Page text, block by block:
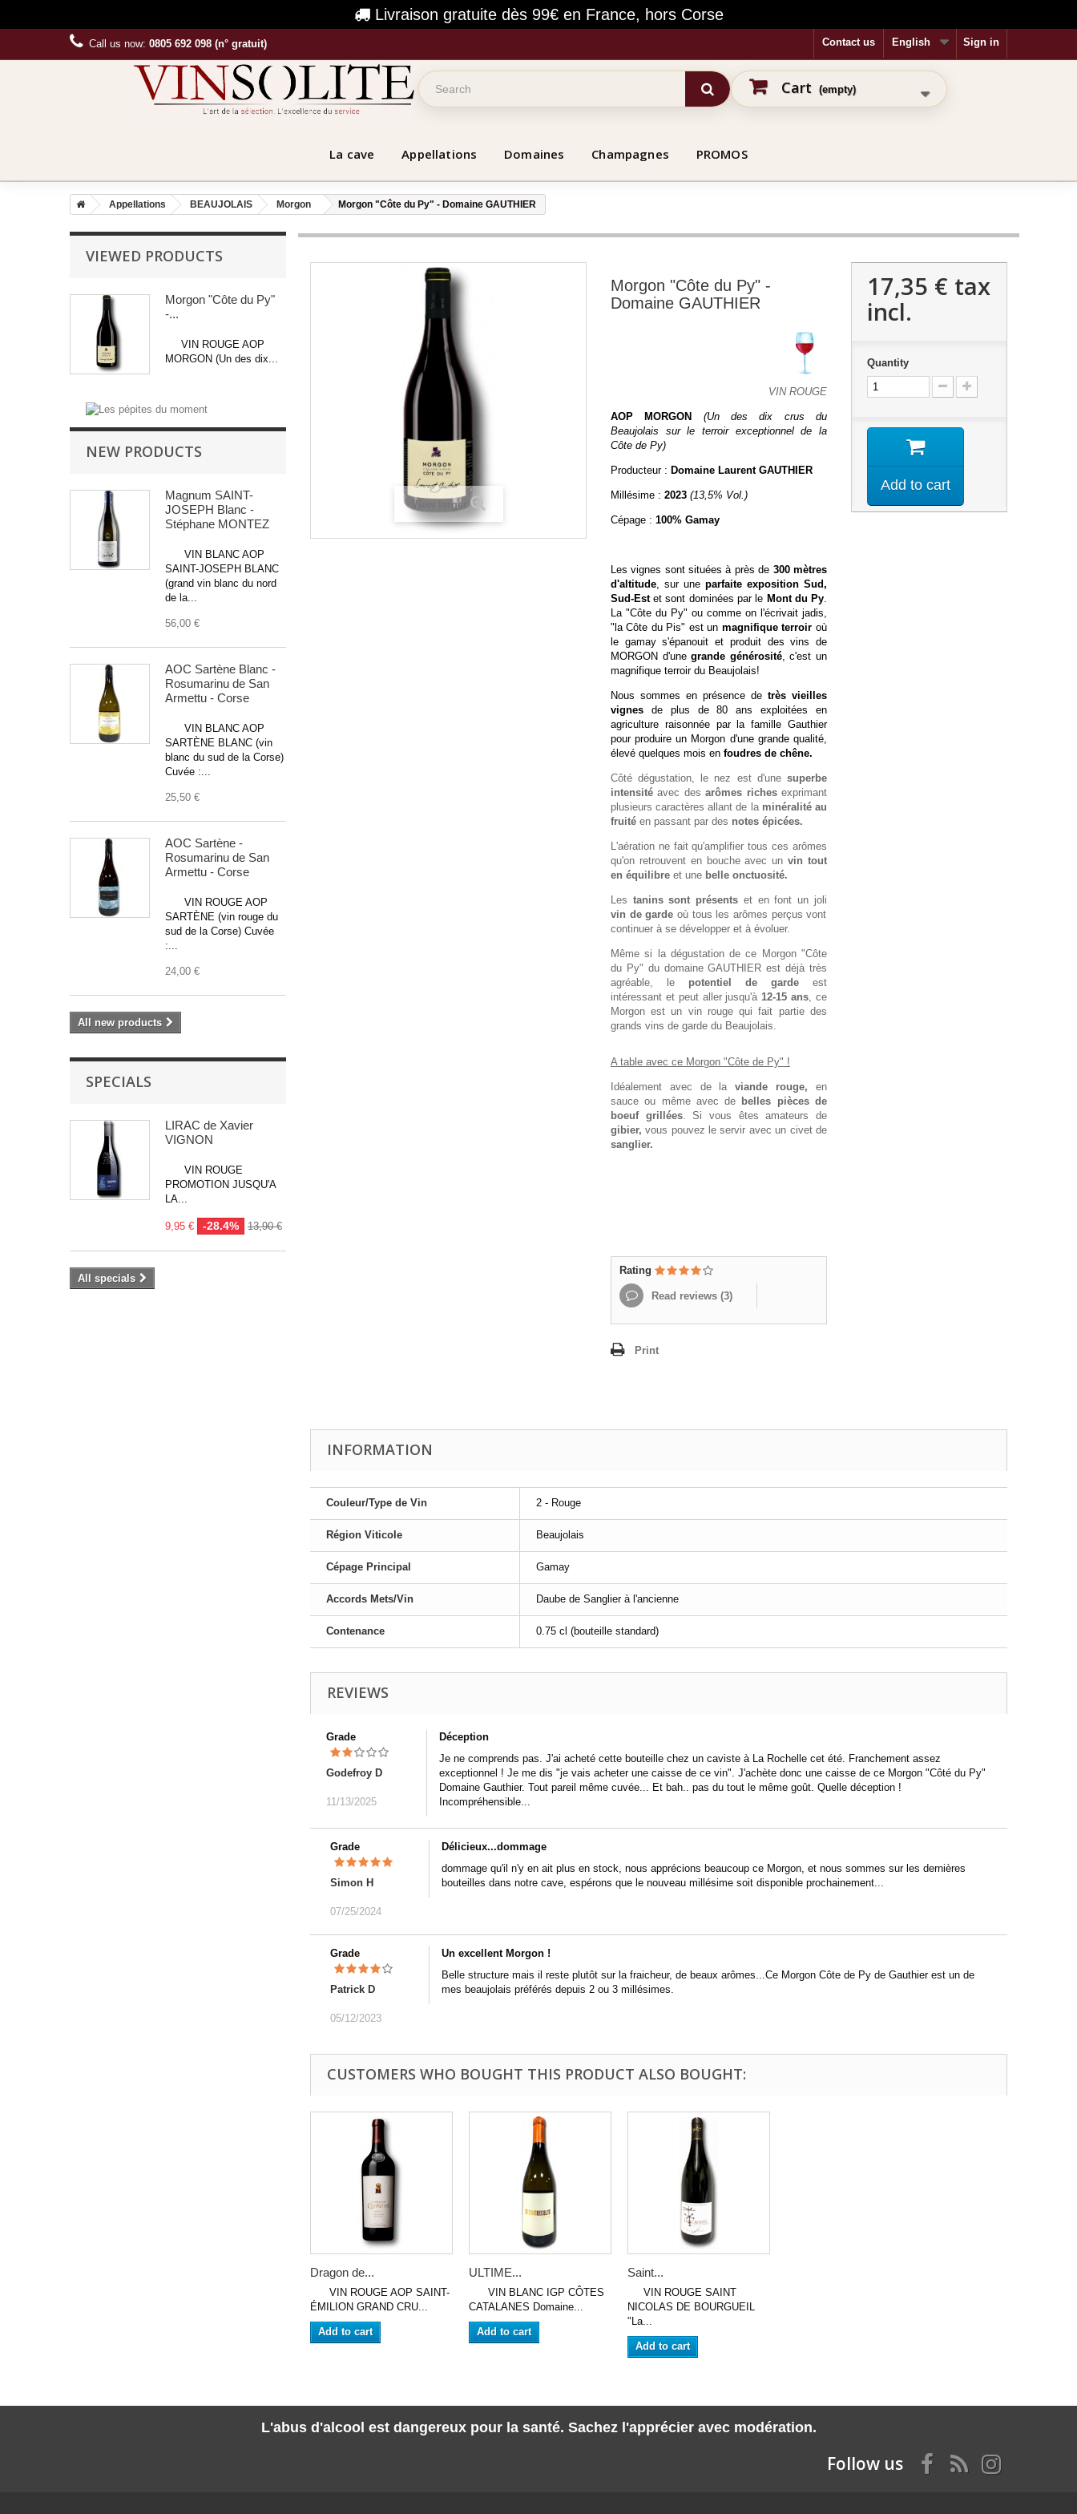
Livraison gratuite dès 99€ en France, hors Corse
Sign in
English
Contact us
Call us now: 0805 692 098 (n° gratuit)
Cart (empty)
La cave Appellations Domaines Champagnes PROMOS
Appellations BEAUJOLAIS Morgon Morgon "Côte du Py" - Domaine GAUTHIER
VIEWED PRODUCTS
Morgon "Côte du Py"
-...
VIN ROUGE AOP
MORGON (Un des dix...
NEW PRODUCTS
Magnum SAINT-
JOSEPH Blanc -
Stéphane MONTEZ
VIN BLANC AOP
SAINT-JOSEPH BLANC
(grand vin blanc du nord
de la...
56,00 €
AOC Sartène Blanc -
Rosumarinu de San
Armettu - Corse
VIN BLANC AOP
SARTÈNE BLANC (vin
blanc du sud de la Corse)
Cuvée :...
25,50 €
AOC Sartène -
Rosumarinu de San
Armettu - Corse
VIN ROUGE AOP
SARTÈNE (vin rouge du
sud de la Corse) Cuvée
:...
24,00 €
All new products
SPECIALS
LIRAC de Xavier
VIGNON
VIN ROUGE
PROMOTION JUSQU'A
LA...
9,95 € -28.4% 13,90 €
All specials
View larger
Morgon "Côte du Py" -
Domaine GAUTHIER
VIN ROUGE
AOP MORGON (Un des dix crus du
Beaujolais sur le terroir exceptionnel de la
Côte de Py)
Producteur : Domaine Laurent GAUTHIER
Millésime : 2023 (13,5% Vol.)
Cépage : 100% Gamay
Les vignes sont situées à près de 300 mètres
d'altitude , sur une parfaite exposition Sud,
Sud-Estet sont dominées par le Mont du Py
La "Côte du Py" ou comme on l'écrivait jadis,
"la Côte du Pis" est un magnifique terroir où
le gamay s'épanouit et produit des vins de
MORGON d'unegrande générosité, c'est un
magnifique terroir du Beaujolais!
Nous sommes en présence de très vieilles
vignes de plus de 80 ans exploitées en
agriculture raisonnée par la famille Gauthier
pour produire un Morgon d'une grande qualité,
élevé quelques mois en foudres de chêne.
Côté dégustation, le nez est d'une superbe
intensité avec desarômes richesexprimant
plusieurs caractères allant de la minéralité au
fruité en passant par des notes épicées.
L'aération ne fait qu'amplifier tous ces arômes
qu'on retrouvent en bouche avec unvin tout
en équilibre et une belle onctuosité.
Les tanins sont présents et en font un joli
vin de garde où tous les arômes perçus vont
continuer à se développer et à évoluer.
Même si la dégustation de ce Morgon "Côte
du Py" du domaine GAUTHIER est déjà très
agréable, le potentiel de garde est
intéressant et peut aller jusqu'à 12-15 ans , ce
Morgon est un vin rouge qui fait partie des
grands vins de garde du Beaujolais.
A table avec ce Morgon "Côte de Py" !
Idéalement avec de laviande rouge, en
sauce ou même avec de belles pièces de
boeuf grillées. Si vous êtes amateurs de
gibier, vous pouvez le servir avec un civet de
sanglier.
Rating
Read reviews (3)
Print
17,35 € tax
incl.
Quantity
Add to cart
INFORMATION
Couleur/Type de Vin 2 - Rouge
Région Viticole Beaujolais
Cépage Principal Gamay
Accords Mets/Vin Daube de Sanglier à l'ancienne
Contenance 0.75 cl (bouteille standard)
REVIEWS
Grade
Godefroy D
11/13/2025
Déception
Je ne comprends pas. J'ai acheté cette bouteille chez un caviste à La Rochelle cet été. Franchement assez
exceptionnel ! Je me dis "je vais acheter une caisse de ce vin". J'achète donc une caisse de ce Morgon "Côté du Py"
Domaine Gauthier. Tout pareil même cuvée... Et bah.. pas du tout le même goût. Quelle déception !
Incompréhensible...
Grade
Simon H
07/25/2024
Délicieux...dommage
dommage qu'il n'y en ait plus en stock, nous apprécions beaucoup ce Morgon, et nous sommes sur les dernières
bouteilles dans notre cave, espérons que le nouveau millésime soit disponible prochainement...
Grade
Patrick D
05/12/2023
Un excellent Morgon !
Belle structure mais il reste plutôt sur la fraicheur, de beaux arômes...Ce Morgon Côte de Py de Gauthier est un de
mes beaujolais préférés depuis 2 ou 3 millésimes.
CUSTOMERS WHO BOUGHT THIS PRODUCT ALSO BOUGHT:
Dragon de...
VIN ROUGE AOP SAINT-
ÉMILION GRAND CRU...
Add to cart
ULTIME...
VIN BLANC IGP CÔTES
CATALANES Domaine...
Add to cart
Saint...
VIN ROUGE SAINT
NICOLAS DE BOURGUEIL
"La...
Add to cart
L'abus d'alcool est dangereux pour la santé. Sachez l'apprécier avec modération.
Follow us